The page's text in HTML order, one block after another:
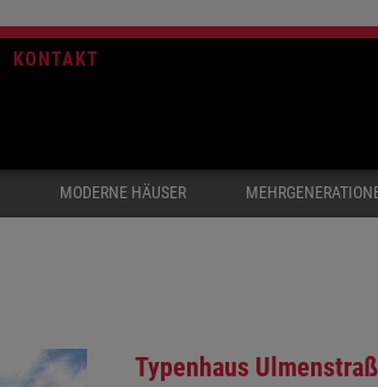
KONTAKT
MODERNE HÄUSER
Typenhaus